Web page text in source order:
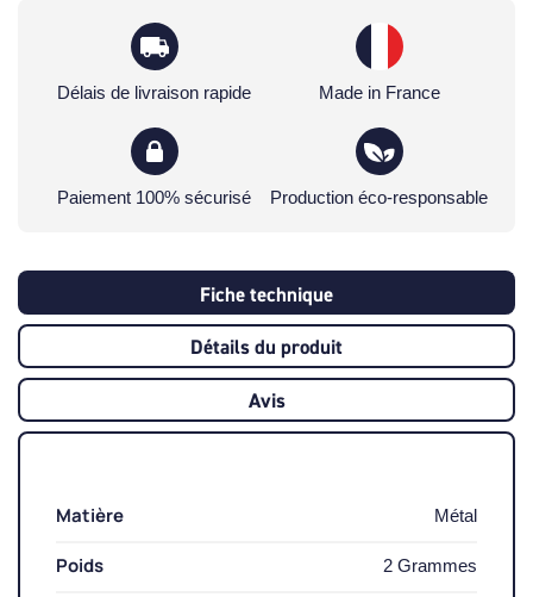
Délais de livraison rapide Made in France
Paiement 100% sécurisé Production éco-responsable
Fiche technique
Détails du produit
Avis
Matière Métal
Poids 2 Grammes